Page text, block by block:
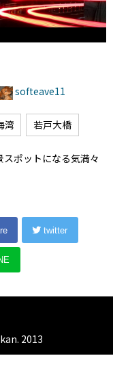
softeave11
湾 若戸大橋
ポットになる気満々
twitter
2013